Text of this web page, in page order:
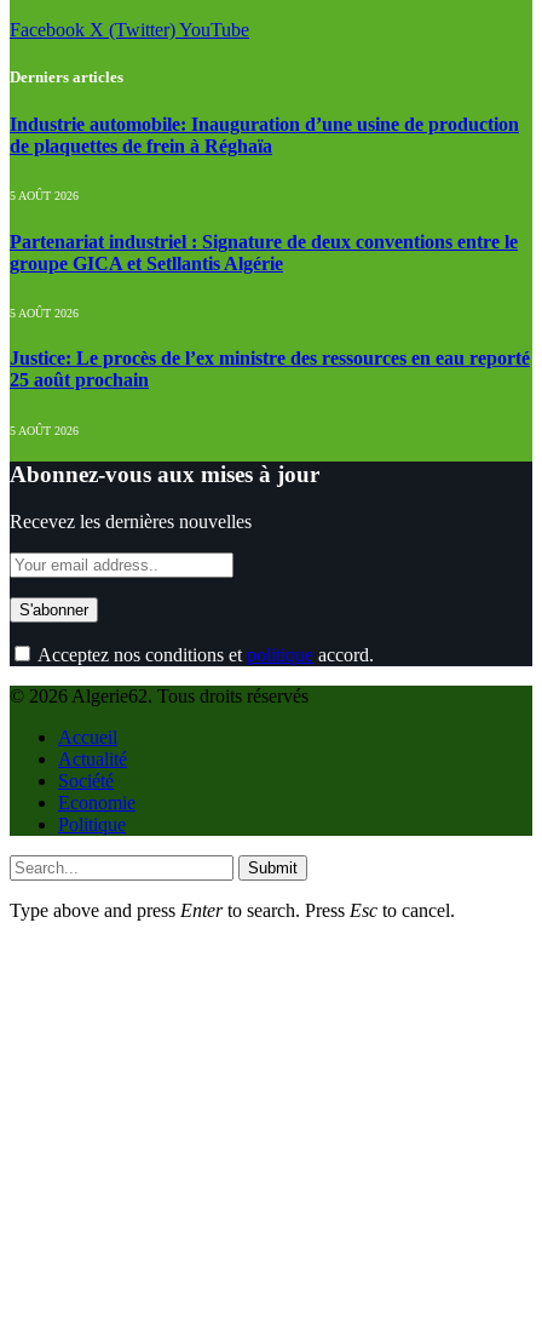
Facebook X (Twitter)YouTube
Derniers articles
Industrie automobile: Inauguration d’une usine de production
de plaquettes de frein à Réghaïa
5 AOÛT 2026
Partenariat industriel : Signature de deux conventions entre le
groupe GICA et Setllantis Algérie
5 AOÛT 2026
Justice: Le procès de l’ex ministre des ressources en eau reporté
25 août prochain
5 AOÛT 2026
Abonnez-vous aux mises à jour
Recevez les dernières nouvelles
Acceptez nos conditions et politique accord.
© 2026 Algerie62. Tous droits réservés
Accueil
Actualité
Société
Economie
Politique
Submit
Type above and press Enterto search. Press Esc to cancel.